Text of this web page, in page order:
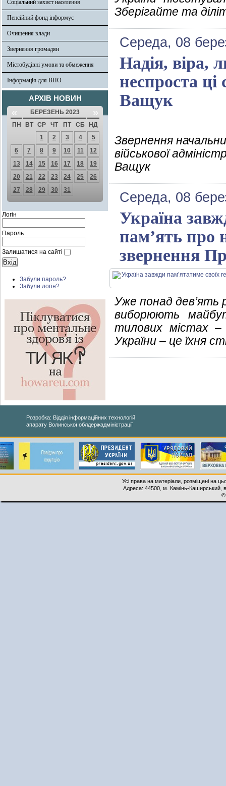
Соціальний захист населення
Пенсійний фонд інформує
Очищення влади
Звернення громадян
Містобудівні умови та обмеження
Інформація для ВПО
АРХІВ НОВИН
« БЕРЕЗЕНЬ 2023 »
ПН ВТ СР ЧТ ПТ СБ
НД
1
2 3 4
5
6
7 8 9 10 11
12
13
14 15 16 17 18
19
20
21 22 23 24 25
26
27
28 29 30 31
Логін
Пароль
Залишатися на сайті
Забули пароль?
Забули логін?
Зберігайте та
Середа, 08
Надія, віра,
неспроста ці
Ващук
Звернення
військової
Ващук
Середа, 08
Україна
пам’ять про
звернення
Уже понад дев’ять
виборюють
тилових містах –
України – це їхня
Розробка: Відділ інформаційних технологій
апарату Волинської облдержадміністрації
Усі права на матеріали, розміщені на
Адреса: 44500, м. Камінь-Каширський,
©